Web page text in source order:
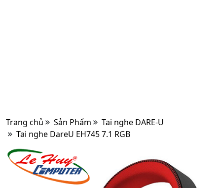
Trang chủ Sản Phẩm
Tai nghe DARE-U
Tai nghe DareU EH745 7.1 RGB